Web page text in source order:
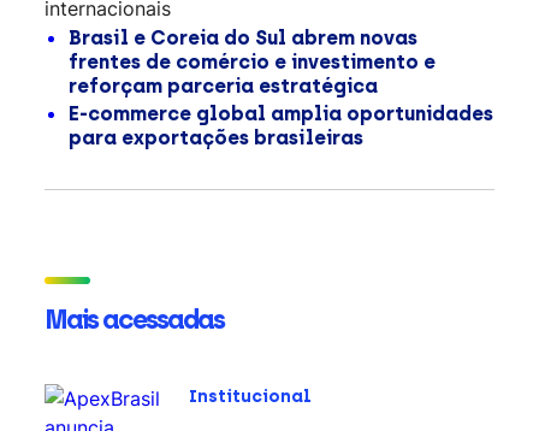
internacionais
Brasil e Coreia do Sul abrem novas
frentes de comércio e investimento e
reforçam parceria estratégica
E-commerce global amplia oportunidades
para exportações brasileiras
Mais acessadas
Institucional